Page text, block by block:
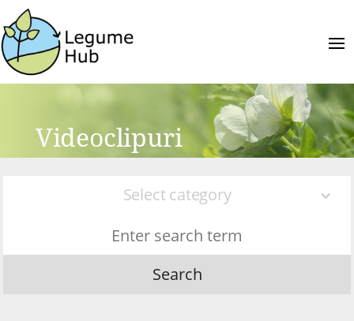
Videoclipuri
Select category
Search